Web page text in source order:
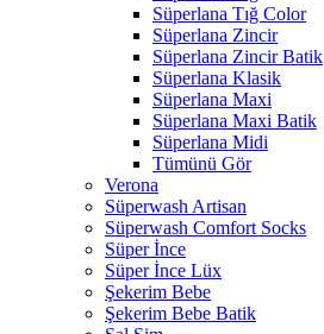
Süperlana Tığ Color
Süperlana Zincir
Süperlana Zincir Batik
Süperlana Klasik
Süperlana Maxi
Süperlana Maxi Batik
Süperlana Midi
Tümünü Gör
Verona
Süperwash Artisan
Süperwash Comfort Socks
Süper İnce
Süper İnce Lüx
Şekerim Bebe
Şekerim Bebe Batik